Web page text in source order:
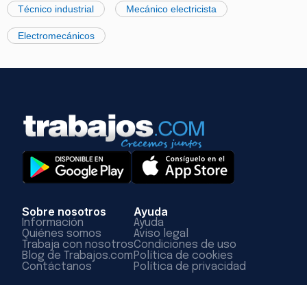
Técnico industrial Mecánico electricista
Electromecánicos
Sobre nosotros
Información
Quiénes somos
Trabaja con nosotros
Blog de Trabajos.com
Contáctanos
Ayuda
Ayuda
Aviso legal
Condiciones de uso
Política de cookies
Política de privacidad